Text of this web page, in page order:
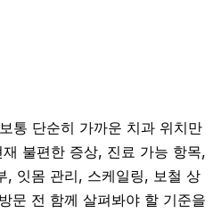
통 단순히 가까운 치과 위치만
불편한 증상, 진료 가능 항목,
, 잇몸 관리, 스케일링, 보철 상
문 전 함께 살펴봐야 할 기준을